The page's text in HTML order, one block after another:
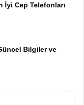
İyi Cep Telefonları
Bilgiler ve